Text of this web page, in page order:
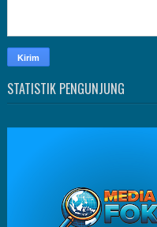
STATISTIK PENGUNJUNG